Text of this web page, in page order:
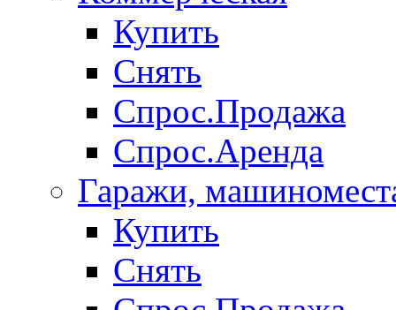
Купить
Снять
Спрос.Продажа
Спрос.Аренда
Гаражи,
Купить
Снять